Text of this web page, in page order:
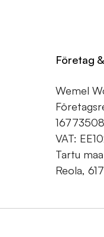
Företag
Wemel
16773508
VAT:
Tartu
Reola,